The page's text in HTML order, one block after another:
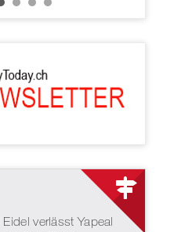
verlässt Yapeal